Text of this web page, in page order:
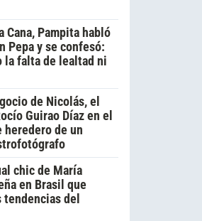
Cana, Pampita habló
Pepa y se confesó:
la falta de lealtad ni
de Nicolás, el
Guirao Díaz en el
de un
chic de María
en Brasil que
del